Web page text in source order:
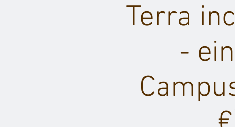
Terra
-